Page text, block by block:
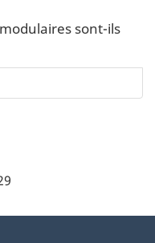
sont-ils